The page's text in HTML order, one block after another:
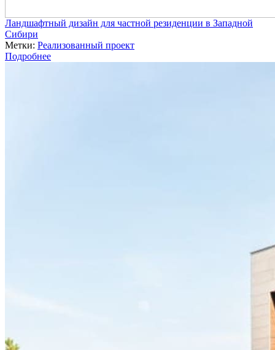
Ландшафтный дизайн для частной резиденции в Западной
Сибири
Метки: Реализованный проект
Подробнее